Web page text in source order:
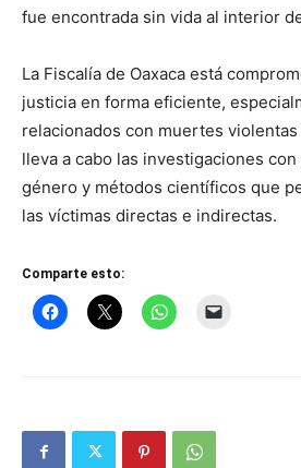
fue encontrada sin vida al interior
La Fiscalía de Oaxaca está
justicia en forma eficiente,
relacionados con muertes
lleva a cabo las investigaciones
género y métodos científicos que
las víctimas directas e indirectas.
Comparte esto: